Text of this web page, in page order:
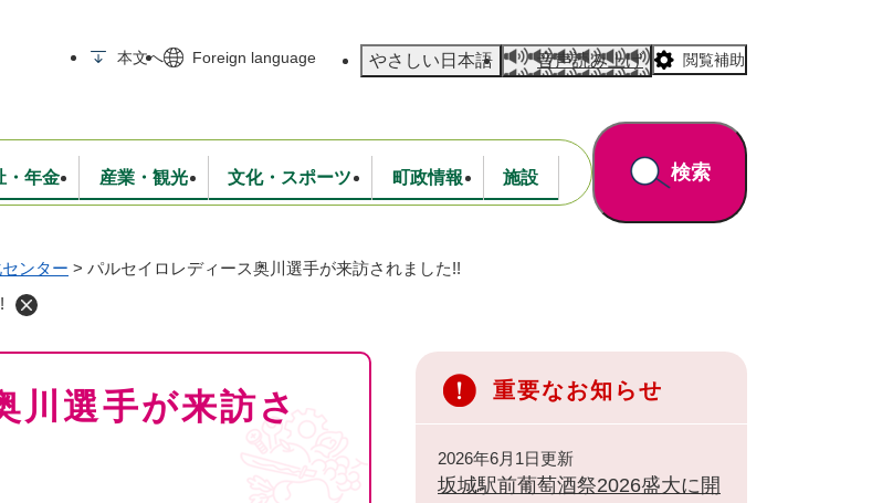
本文へ Foreign language やさしい日本語 音声読み上げ 閲覧補助
消防・救急 生活環境
道路・公園
上下水道
学校・教育
・年金
保険・年金
産業・観光
入札・契約 観光・特産
文化・スポーツ 町政情報
統計情報 広報・広聴
財政
行政
施設 検索
ンター > パルセイロレディース奥川選手が来訪されました!!
川選手が来訪さ
重要なお知らせ
2026年6月1日更新
坂城駅前葡萄酒祭2026盛大に開